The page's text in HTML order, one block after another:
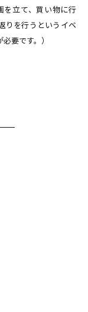
を立て、買い物に行
りを行うというイベ
要です。）